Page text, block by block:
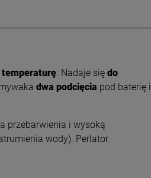
temperaturę. Nadaje się do
dwa podcięcia pod baterię i
przebarwienia i wysoką
wody). Perlator